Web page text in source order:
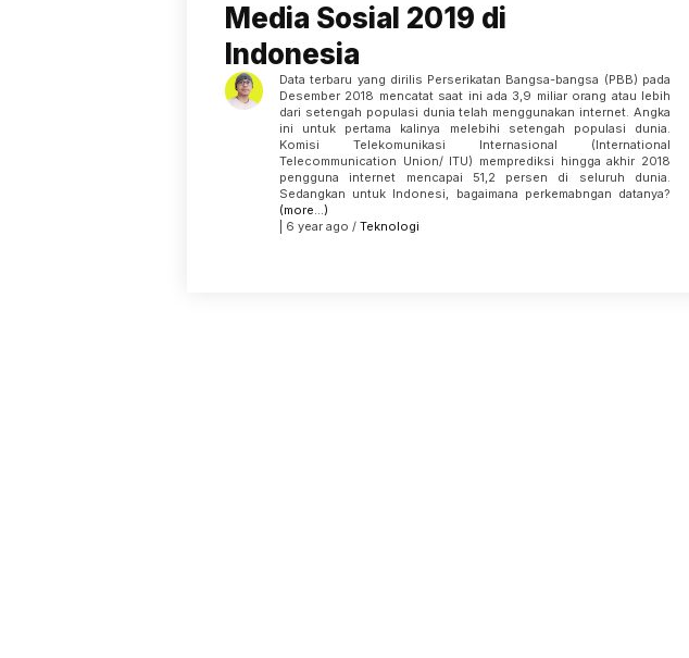
Media Sosial 2019 di
Indonesia
Data terbaru yang dirilis Perserikatan Bangsa-bangsa (PBB) pada
Desember 2018 mencatat saat ini ada 3,9 miliar orang atau lebih
dari setengah populasi dunia telah menggunakan internet. Angka
ini untuk pertama kalinya melebihi setengah populasi dunia.
Komisi Telekomunikasi Internasional (International
Telecommunication Union/ ITU) memprediksi hingga akhir 2018
pengguna internet mencapai 51,2 persen di seluruh dunia.
Sedangkan untuk Indonesi, bagaimana perkemabngan datanya?
(more…)
| 6 year ago / Teknologi